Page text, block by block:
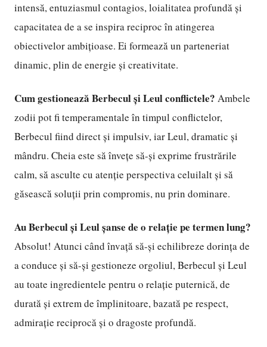
intensă, entuziasmul contagios, loialitatea profundă și
capacitatea de a se inspira reciproc în atingerea
obiectivelor ambițioase. Ei formează un parteneriat
dinamic, plin de energie și creativitate.
Cum gestionează Berbecul și Leul conflictele? Ambele
zodii pot fi temperamentale în timpul conflictelor,
Berbecul fiind direct și impulsiv, iar Leul, dramatic și
mândru. Cheia este să învețe să-și exprime frustrările
calm, să asculte cu atenție perspectiva celuilalt și să
găsească soluții prin compromis, nu prin dominare.
Au Berbecul și Leul șanse de o relație pe termen lung?
Absolut! Atunci când învață să-și echilibreze dorința de
a conduce și să-și gestioneze orgoliul, Berbecul și Leul
au toate ingredientele pentru o relație puternică, de
durată și extrem de împlinitoare, bazată pe respect,
admirație reciprocă și o dragoste profundă.